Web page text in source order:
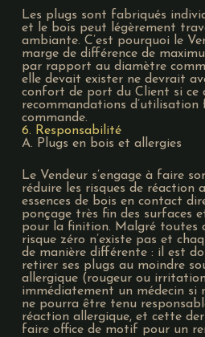
Les plugs sont fabriqués
et le bois peut légèrement
ambiante. C’est pourquoi le
marge de différence de
par rapport au diamètre
elle devait exister ne devrait
confort de port du Client si ce
recommandations d’utilisation
commande.
6. Responsabilité
A. Plugs en bois et allergies
Le Vendeur s’engage à faire
réduire les risques de réaction
essences de bois en contact
ponçage très fin des surfaces
pour la finition. Malgré toutes
risque zéro n’existe pas et
de manière différente : il est
retirer ses plugs au moindre
allergique (rougeur ou
immédiatement un médecin si
ne pourra être tenu
réaction allergique, et cette
faire office de motif pour un